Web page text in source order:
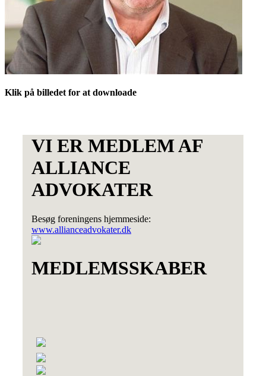
Klik på billedet for at downloade
VI ER MEDLEM AF
ALLIANCE
ADVOKATER
Besøg foreningens hjemmeside:
www.allianceadvokater.dk
MEDLEMSSKABER